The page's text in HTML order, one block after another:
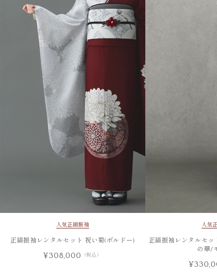
人気 正絹振袖
正絹振袖レンタルセット 祝い菊(ボルドー)
¥308,000 （税込）
人気
正絹振袖レンタルセ
の華/